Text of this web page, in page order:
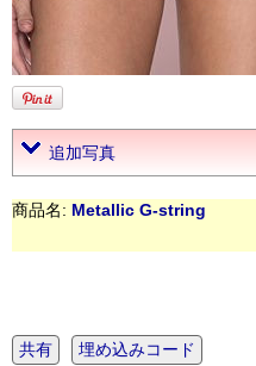
追加写真
商品名: Metallic G-string
共有 埋め込みコード